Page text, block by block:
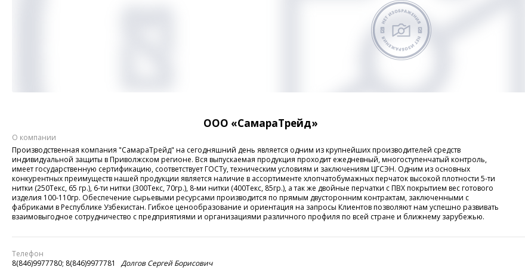
ООО «СамараТрейд»
О компании
Производственная компания "СамараТрейд" на сегодняшний день является одним из крупнейших производителей средств
индивидуальной защиты в Приволжском регионе. Вся выпускаемая продукция проходит ежедневный, многоступенчатый контроль,
имеет государственную сертификацию, соответствует ГОСТу, техническим условиям и заключениям ЦГСЭН. Одним из основных
конкурентных преимуществ нашей продукции является наличие в ассортименте хлопчатобумажных перчаток высокой плотности 5-ти
нитки (250Текс, 65 гр.), 6-ти нитки (300Текс, 70гр.), 8-ми нитки (400Текс, 85гр.), а так же двойные перчатки с ПВХ покрытием вес готового
изделия 100-110гр. Обеспечение сырьевыми ресурсами производится по прямым двусторонним контрактам, заключенными с
фабриками в Республике Узбекистан. Гибкое ценообразование и ориентация на запросы Клиентов позволяют нам успешно развивать
взаимовыгодное сотрудничество с предприятиями и организациями различного профиля по всей стране и ближнему зарубежью.
Телефон
8(846)9977780; 8(846)9977781 Долгов Сергей Борисович